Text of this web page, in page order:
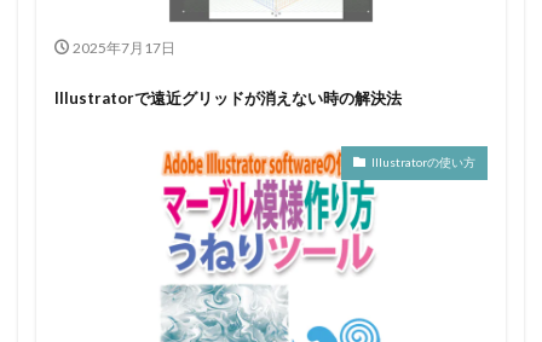
2025年7月17日
Illustratorで遠近グリッドが消えない時の解決法
Illustratorの使い方